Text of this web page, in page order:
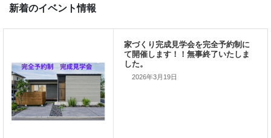
前の記事
家づくりこぼれ話！
2026年3月19日